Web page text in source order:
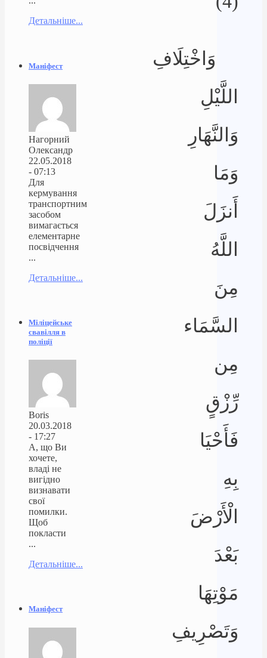
وَاخْتِلَافِ
اللَّيْلِ
وَالنَّهَارِ
وَمَا
أَنزَلَ
اللَّهُ
مِنَ
السَّمَاء
مِن
رِّزْقٍ
فَأَحْيَا
بِهِ
الْأَرْضَ
بَعْدَ
مَوْتِهَا
وَتَصْرِيفِ
Детальніше...
Маніфест
Нагорний
Олександр
22.05.2018
- 07:13
Для
кермування
транспортним
засобом
вимагається
елементарне
посвідчення
...
Детальніше...
Міліцейське
свавілля в
поліції
Boris
20.03.2018
- 17:27
А, що Ви
хочете,
владі не
вигідно
визнавати
свої
помилки.
Щоб
покласти
...
Детальніше...
Маніфест